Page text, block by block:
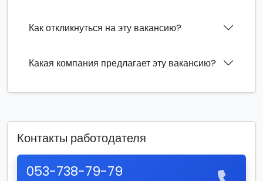
Как откликнуться на эту вакансию?
Какая компания предлагает эту вакансию?
Контакты работодателя
053-738-79-79